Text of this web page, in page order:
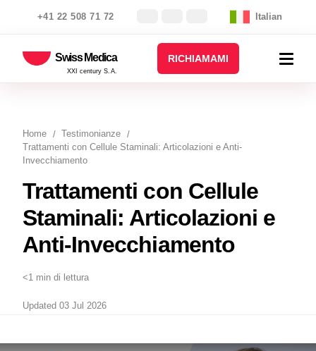
+41 22 508 71 72 Italian
Swiss Medica
XXI century S.A.
RICHIAMAMI
Home
Testimonianze
Trattamenti con Cellule Staminali: Articolazioni e Anti-
Invecchiamento
Trattamenti con Cellule
Staminali: Articolazioni e
Anti-Invecchiamento
<1 min di lettura
Updated 03 Jul 2026